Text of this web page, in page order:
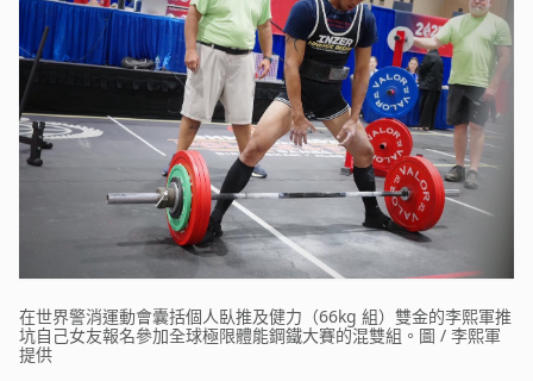
在世界警消運動會囊括個人臥推及健力（66kg 組）雙金的李熙軍推
坑自己女友報名參加全球極限體能鋼鐵大賽的混雙組。圖 / 李熙軍
提供